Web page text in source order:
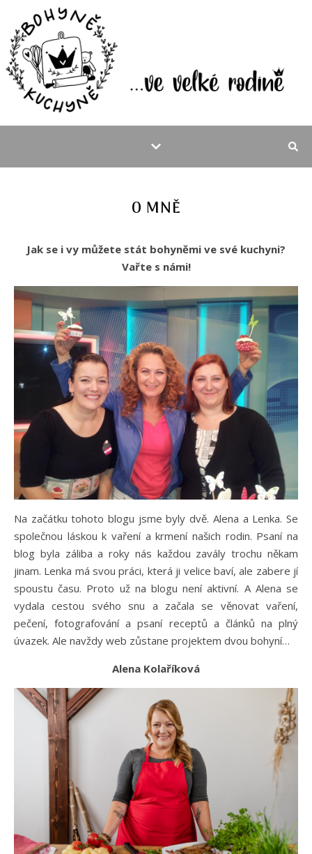
O MNĚ
Jak se i vy můžete stát bohyněmi ve své kuchyni?
Vařte s námi!
Na začátku tohoto blogu jsme byly dvě. Alena a Lenka. Se
společnou láskou k vaření a krmení našich rodin. Psaní na
blog byla záliba a roky nás každou zavály trochu někam
jinam. Lenka má svou práci, která ji velice baví, ale zabere jí
spoustu času. Proto už na blogu není aktivní. A Alena se
vydala cestou svého snu a začala se věnovat vaření,
pečení, fotografování a psaní receptů a článků na plný
úvazek. Ale navždy web zůstane projektem dvou bohyní…
Alena Kolaříková